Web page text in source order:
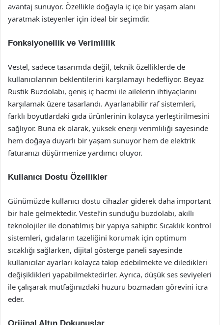
avantaj sunuyor. Özellikle doğayla iç içe bir yaşam alanı
yaratmak isteyenler için ideal bir seçimdir.
Fonksiyonellik ve Verimlilik
Vestel, sadece tasarımda değil, teknik özelliklerde de
kullanıcılarının beklentilerini karşılamayı hedefliyor. Beyaz
Rustik Buzdolabı, geniş iç hacmi ile ailelerin ihtiyaçlarını
karşılamak üzere tasarlandı. Ayarlanabilir raf sistemleri,
farklı boyutlardaki gıda ürünlerinin kolayca yerleştirilmesini
sağlıyor. Buna ek olarak, yüksek enerji verimliliği sayesinde
hem doğaya duyarlı bir yaşam sunuyor hem de elektrik
faturanızı düşürmenize yardımcı oluyor.
Kullanıcı Dostu Özellikler
Günümüzde kullanıcı dostu cihazlar giderek daha important
bir hale gelmektedir. Vestel’in sunduğu buzdolabı, akıllı
teknolojiler ile donatılmış bir yapıya sahiptir. Sıcaklık kontrol
sistemleri, gıdaların tazeliğini korumak için optimum
sıcaklığı sağlarken, dijital gösterge paneli sayesinde
kullanıcılar ayarları kolayca takip edebilmekte ve diledikleri
değişiklikleri yapabilmektedirler. Ayrıca, düşük ses seviyeleri
ile çalışarak mutfağınızdaki huzuru bozmadan görevini icra
eder.